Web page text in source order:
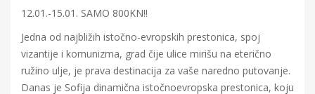
12.01.-15.01. SAMO 800KN!!
Jedna od najbližih istočno-evropskih prestonica, spoj
vizantije i komunizma, grad čije ulice mirišu na eterično
ružino ulje, je prava destinacija za vaše naredno putovanje.
Danas je Sofija dinamična istočnoevropska prestonica, koju